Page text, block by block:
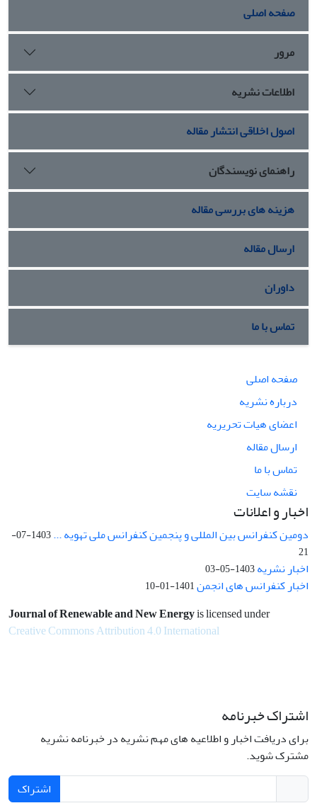
صفحه اصلی
مرور
اطلاعات نشریه
اصول اخلاقی انتشار مقاله
راهنمای نویسندگان
هزینه های بررسی مقاله
ارسال مقاله
داوران
تماس با ما
صفحه اصلی
درباره نشریه
اعضای هیات تحریریه
ارسال مقاله
تماس با ما
نقشه سایت
اخبار و اعلانات
دومین کنفرانس بین المللی و پنجمین کنفرانس ملی تهویه ...
1403-07-
21
اخبار نشریه1403-05-03
اخبار کنفرانس های انجمن1401-01-10
Journal of Renewable and New Energyis licensed under
Creative Commons Attribution 4.0 International
اشتراک خبرنامه
برای دریافت اخبار و اطلاعیه های مهم نشریه در خبرنامه نشریه
مشترک شوید.
اشتراک